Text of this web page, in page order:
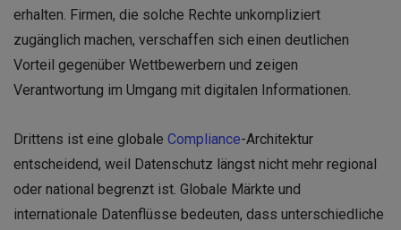
erhalten. Firmen, die solche Rechte unkompliziert
zugänglich machen, verschaffen sich einen deutlichen
Vorteil gegenüber Wettbewerbern und zeigen
Verantwortung im Umgang mit digitalen Informationen.
Drittens ist eine globale Compliance-Architektur
entscheidend, weil Datenschutz längst nicht mehr regional
oder national begrenzt ist. Globale Märkte und
internationale Datenflüsse bedeuten, dass unterschiedliche